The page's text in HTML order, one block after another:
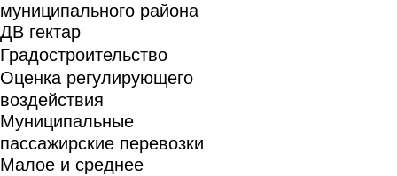
муниципального района
ДВ гектар
Градостроительство
Оценка регулирующего
воздействия
Муниципальные
пассажирские перевозки
Малое и среднее